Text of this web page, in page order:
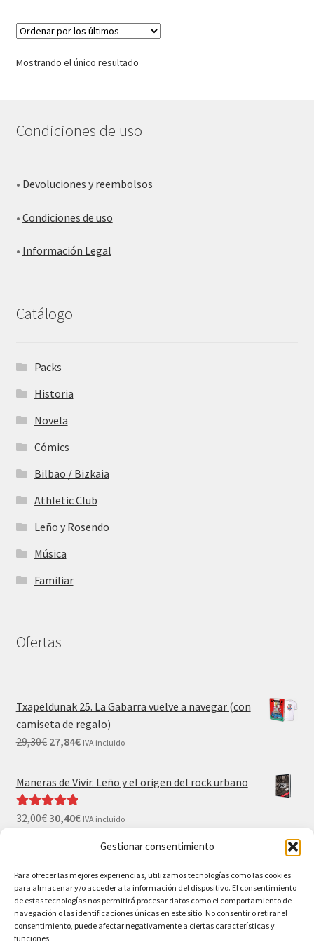
Gestionar consentimiento
Para ofrecer las mejores experiencias, utilizamos tecnologías como las cookies
para almacenar y/o acceder a la información del dispositivo. El consentimiento
de estas tecnologías nos permitirá procesar datos como el comportamiento de
navegación o las identificaciones únicas en este sitio. No consentir o retirar el
consentimiento, puede afectar negativamente a ciertas características y
funciones.
Mostrando el único resultado
Condiciones de uso
• Devoluciones y reembolsos
• Condiciones de uso
• Información Legal
Catálogo
Packs
Historia
Novela
Cómics
Bilbao / Bizkaia
Athletic Club
Leño y Rosendo
Música
Familiar
Ofertas
Txapeldunak 25. La Gabarra vuelve a navegar (con
camiseta de regalo)
29,30€ 27,84€ IVA incluido
Maneras de Vivir. Leño y el origen del rock urbano
Valorado con
32,00€30,40€ IVA incluido
camiseta y postales de regalo)
35,00€33,25€